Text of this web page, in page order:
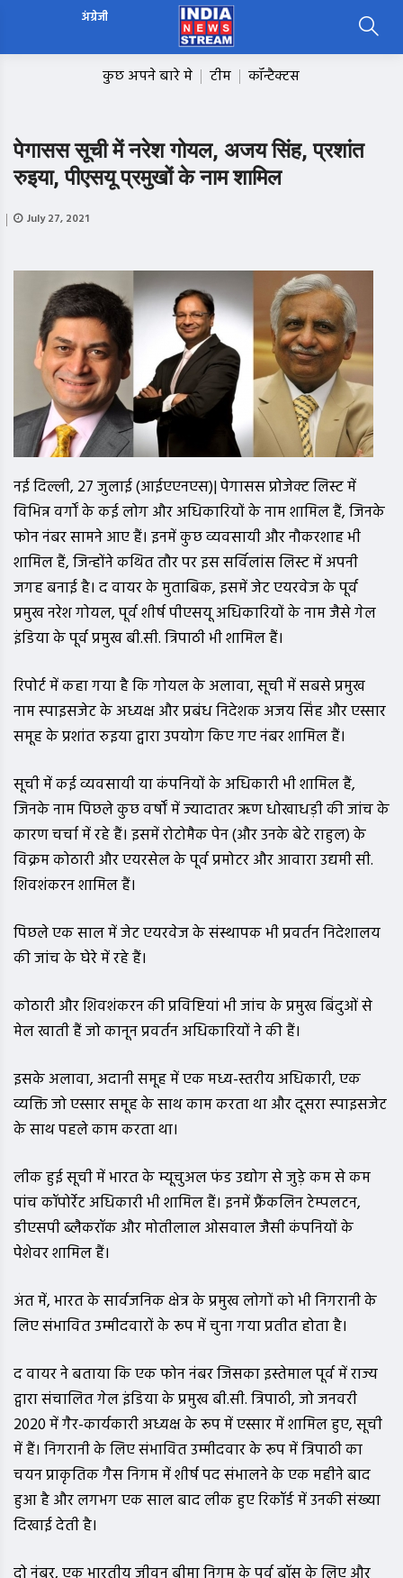
अंग्रेजी
कुछ अपने बारे मे टीम कॉन्टैक्टस
पेगासस सूची में नरेश गोयल, अजय सिंह, प्रशांत
रुइया, पीएसयू प्रमुखों के नाम शामिल
July 27, 2021
नई दिल्ली, 27 जुलाई (आईएएनएस)| पेगासस प्रोजेक्ट लिस्ट में
विभिन्न वर्गों के कई लोग और अधिकारियों के नाम शामिल हैं, जिनके
फोन नंबर सामने आए हैं। इनमें कुछ व्यवसायी और नौकरशाह भी
शामिल हैं, जिन्होंने कथित तौर पर इस सर्विलांस लिस्ट में अपनी
जगह बनाई है। द वायर के मुताबिक, इसमें जेट एयरवेज के पूर्व
प्रमुख नरेश गोयल, पूर्व शीर्ष पीएसयू अधिकारियों के नाम जैसे गेल
इंडिया के पूर्व प्रमुख बी.सी. त्रिपाठी भी शामिल हैं।
रिपोर्ट में कहा गया है कि गोयल के अलावा, सूची में सबसे प्रमुख
नाम स्पाइसजेट के अध्यक्ष और प्रबंध निदेशक अजय सिंह और एस्सार
समूह के प्रशांत रुइया द्वारा उपयोग किए गए नंबर शामिल हैं।
सूची में कई व्यवसायी या कंपनियों के अधिकारी भी शामिल हैं,
जिनके नाम पिछले कुछ वर्षों में ज्यादातर ऋण धोखाधड़ी की जांच के
कारण चर्चा में रहे हैं। इसमें रोटोमैक पेन (और उनके बेटे राहुल) के
विक्रम कोठारी और एयरसेल के पूर्व प्रमोटर और आवारा उद्यमी सी.
शिवशंकरन शामिल हैं।
पिछले एक साल में जेट एयरवेज के संस्थापक भी प्रवर्तन निदेशालय
की जांच के घेरे में रहे हैं।
कोठारी और शिवशंकरन की प्रविष्टियां भी जांच के प्रमुख बिंदुओं से
मेल खाती हैं जो कानून प्रवर्तन अधिकारियों ने की हैं।
इसके अलावा, अदानी समूह में एक मध्य-स्तरीय अधिकारी, एक
व्यक्ति जो एस्सार समूह के साथ काम करता था और दूसरा स्पाइसजेट
के साथ पहले काम करता था।
लीक हुई सूची में भारत के म्यूचुअल फंड उद्योग से जुड़े कम से कम
पांच कॉपोर्रेट अधिकारी भी शामिल हैं। इनमें फ्रैंकलिन टेम्पलटन,
डीएसपी ब्लैकरॉक और मोतीलाल ओसवाल जैसी कंपनियों के
पेशेवर शामिल हैं।
अंत में, भारत के सार्वजनिक क्षेत्र के प्रमुख लोगों को भी निगरानी के
लिए संभावित उम्मीदवारों के रूप में चुना गया प्रतीत होता है।
द वायर ने बताया कि एक फोन नंबर जिसका इस्तेमाल पूर्व में राज्य
द्वारा संचालित गेल इंडिया के प्रमुख बी.सी. त्रिपाठी, जो जनवरी
2020 में गैर-कार्यकारी अध्यक्ष के रूप में एस्सार में शामिल हुए, सूची
में हैं। निगरानी के लिए संभावित उम्मीदवार के रूप में त्रिपाठी का
चयन प्राकृतिक गैस निगम में शीर्ष पद संभालने के एक महीने बाद
हुआ है और लगभग एक साल बाद लीक हुए रिकॉर्ड में उनकी संख्या
दिखाई देती है।